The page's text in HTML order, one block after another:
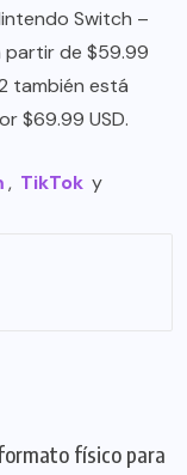
Switch –
partir de $59.99
también está
$69.99 USD.
, TikTok y
físico para